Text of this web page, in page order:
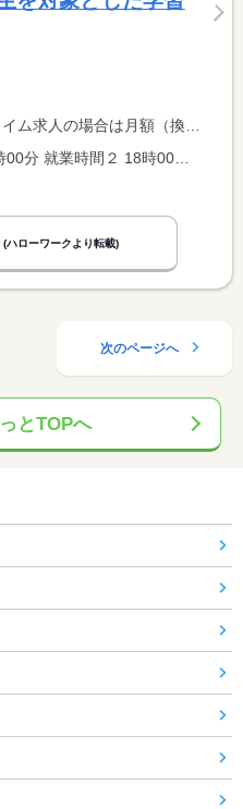
）、パート求人の場合は時間額を表示しています。
(ハローワークより転載)
次のページへ
とTOPへ